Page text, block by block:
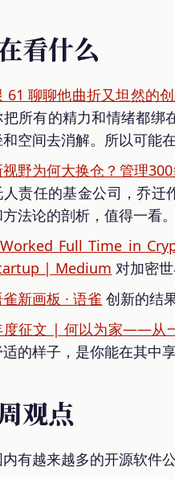
看什么
61 聊聊他曲折又坦然的
把所有的精力和情绪都绑
空间去消解。所以可能
视野为何大换仓？管理
人责任的基金公司，乔迁
法论的剖析，值得一看。
Full Time in
| Medium 对加密
新画板 · 语雀 创新的结
度征文 | 何以为家——从
的样子，是你能在其中
观点
内有越来越多的开源软件